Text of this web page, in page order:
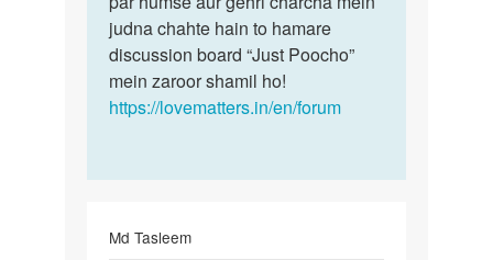
judna chahte hain to hamare
discussion board “Just Poocho”
mein zaroor shamil ho!
https://lovematters.in/en/forum
Md Tasleem